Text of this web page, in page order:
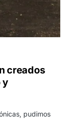
creados
y
pudimos